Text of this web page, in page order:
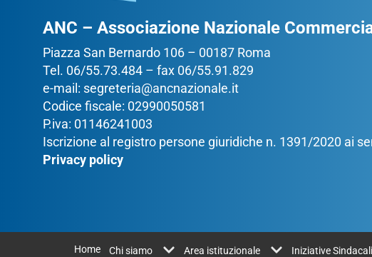
ANC – Associazione Nazionale
Piazza San Bernardo 106 – 00187 Roma
Tel. 06/55.73.484 – fax 06/55.91.829
e-mail: segreteria@ancnazionale.it
Codice fiscale: 02990050581
P.iva: 01146241003
Iscrizione al registro persone giuridiche n. 1391/2020 ai
Privacy policy
Home Chi siamo Area istituzionale Iniziative Sindacali